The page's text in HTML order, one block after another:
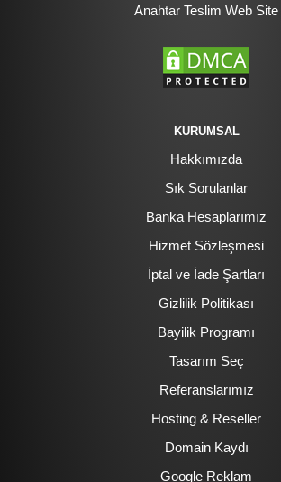
Anahtar Teslim Web Site
KURUMSAL
Hakkımızda
Sık Sorulanlar
Banka Hesaplarımız
Hizmet Sözleşmesi
İptal ve İade Şartları
Gizlilik Politikası
Bayilik Programı
Tasarım Seç
Referanslarımız
Hosting & Reseller
Domain Kaydı
Google Reklam